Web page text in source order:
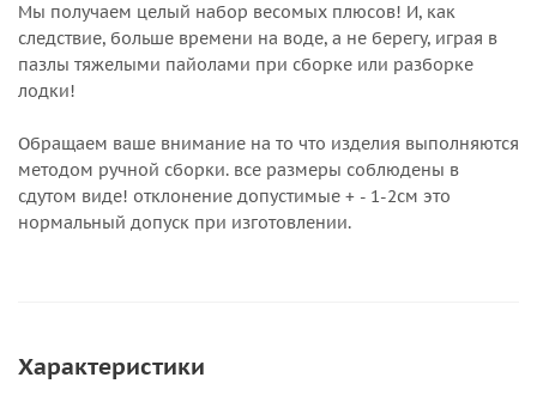
Мы получаем целый набор весомых плюсов! И, как
следствие, больше времени на воде, а не берегу, играя в
пазлы тяжелыми пайолами при сборке или разборке
лодки!
Обращаем ваше внимание на то что изделия выполняются
методом ручной сборки. все размеры соблюдены в
сдутом виде! отклонение допустимые + - 1-2см это
нормальный допуск при изготовлении.
Характеристики